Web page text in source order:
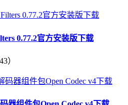
0.77.2官方安装版下载
）